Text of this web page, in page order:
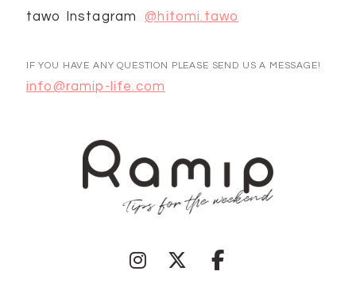
tawo Instagram @hitomi.tawo
IF YOU HAVE ANY QUESTION PLEASE SEND US A MESSAGE!
info@ramip-life.com